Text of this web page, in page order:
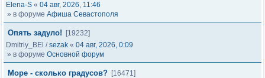
Elena-S « 04 авг, 2026, 11:46
» в форуме Афиша Севастополя
Опять задуло!
[19232]
Dmitriy_BEl /sezak « 04 авг, 2026, 0:09
» в форуме Основной форум
Море - сколько градусов? [16471]